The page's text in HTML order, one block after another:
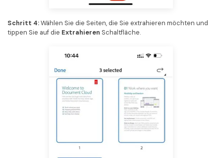
Schritt 4:Wählen Sie die Seiten, die Sie extrahieren möchten und
tippen Sie auf die Extrahieren Schaltfläche.